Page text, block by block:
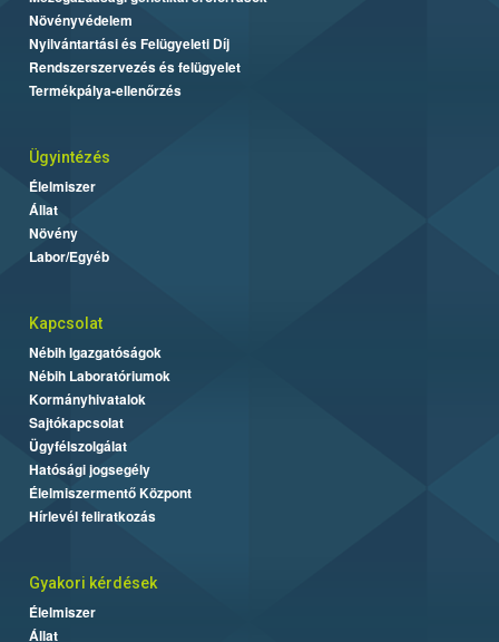
Növényvédelem
Nyilvántartási és Felügyeleti Díj
Rendszerszervezés és felügyelet
Termékpálya-ellenőrzés
Ügyintézés
Élelmiszer
Állat
Növény
Labor/Egyéb
Kapcsolat
Nébih Igazgatóságok
Nébih Laboratóriumok
Kormányhivatalok
Sajtókapcsolat
Ügyfélszolgálat
Hatósági jogsegély
Élelmiszermentő Központ
Hírlevél feliratkozás
Gyakori kérdések
Élelmiszer
Állat